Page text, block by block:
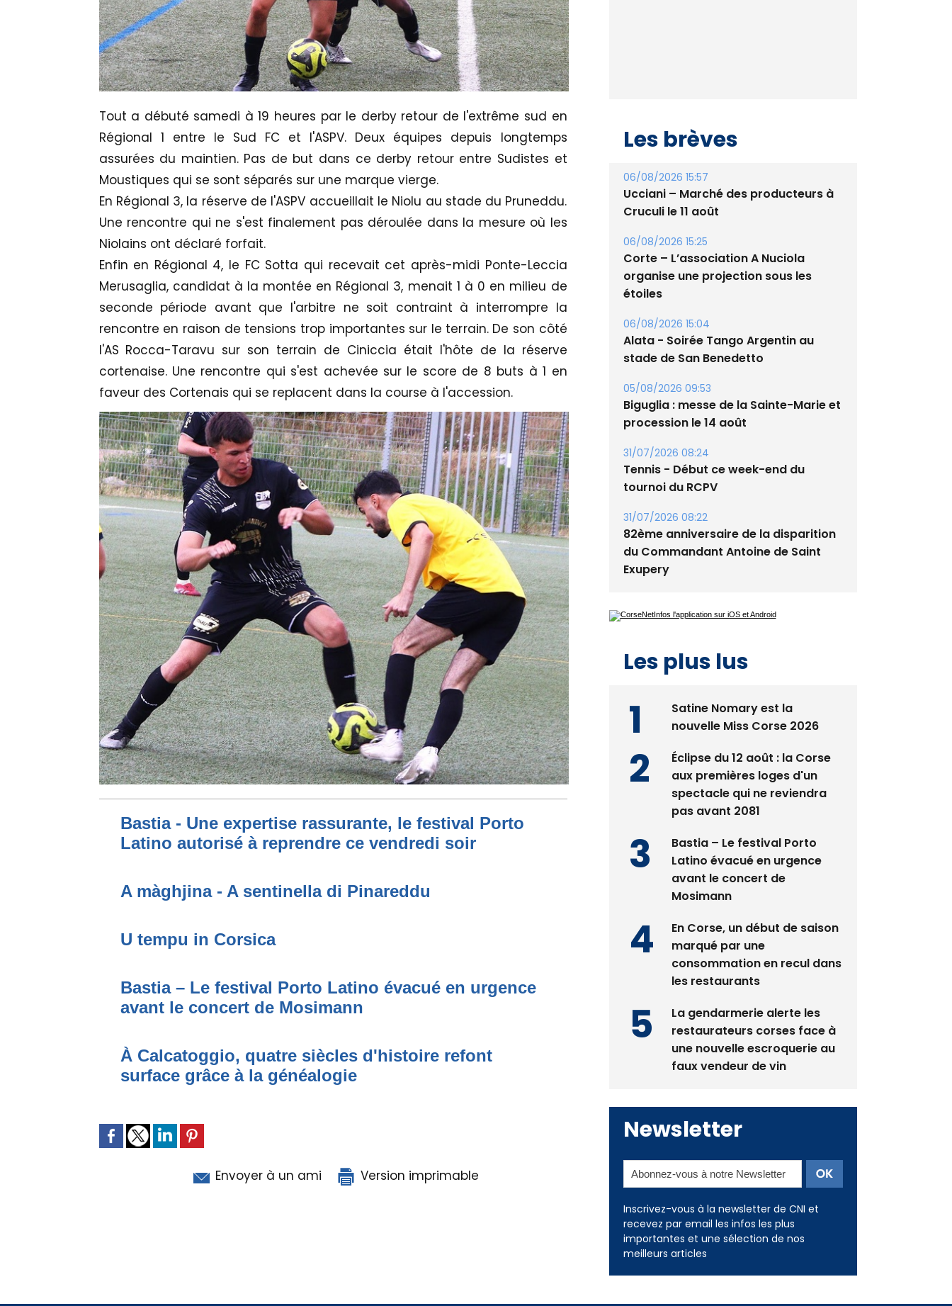
Tout a débuté samedi à 19 heures par le derby retour de l'extrême sud en
Régional 1 entre le Sud FC et l'ASPV. Deux équipes depuis longtemps
assurées du maintien. Pas de but dans ce derby retour entre Sudistes et
Moustiques qui se sont séparés sur une marque vierge.
En Régional 3, la réserve de l'ASPV accueillait le Niolu au stade du Pruneddu.
Une rencontre qui ne s'est finalement pas déroulée dans la mesure où les
Niolains ont déclaré forfait.
Enfin en Régional 4, le FC Sotta qui recevait cet après-midi Ponte-Leccia
Merusaglia, candidat à la montée en Régional 3, menait 1 à 0 en milieu de
seconde période avant que l'arbitre ne soit contraint à interrompre la
rencontre en raison de tensions trop importantes sur le terrain. De son côté
l'AS Rocca-Taravu sur son terrain de Ciniccia était l'hôte de la réserve
cortenaise. Une rencontre qui s'est achevée sur le score de 8 buts à 1 en
faveur des Cortenais qui se replacent dans la course à l'accession.
Bastia - Une expertise rassurante, le festival Porto
Latino autorisé à reprendre ce vendredi soir
A màghjina - A sentinella di Pinareddu
U tempu in Corsica
Bastia – Le festival Porto Latino évacué en urgence
avant le concert de Mosimann
À Calcatoggio, quatre siècles d'histoire refont
surface grâce à la généalogie
Envoyer à un ami Version imprimable
Les brèves
06/08/2026 15:57
Ucciani – Marché des producteurs à
Cruculi le 11 août
06/08/2026 15:25
Corte – L’association A Nuciola
organise une projection sous les
étoiles
06/08/2026 15:04
Alata - Soirée Tango Argentin au
stade de San Benedetto
05/08/2026 09:53
Biguglia : messe de la Sainte-Marie et
procession le 14 août
31/07/2026 08:24
Tennis - Début ce week-end du
tournoi du RCPV
31/07/2026 08:22
82ème anniversaire de la disparition
du Commandant Antoine de Saint
Exupery
Les plus lus
Satine Nomary est la
nouvelle Miss Corse 2026
Éclipse du 12 août : la Corse
aux premières loges d'un
spectacle qui ne reviendra
pas avant 2081
Bastia – Le festival Porto
Latino évacué en urgence
avant le concert de
Mosimann
En Corse, un début de saison
marqué par une
consommation en recul dans
les restaurants
La gendarmerie alerte les
restaurateurs corses face à
une nouvelle escroquerie au
faux vendeur de vin
Newsletter
Inscrivez-vous à la newsletter de CNI et
recevez par email les infos les plus
importantes et une sélection de nos
meilleurs articles